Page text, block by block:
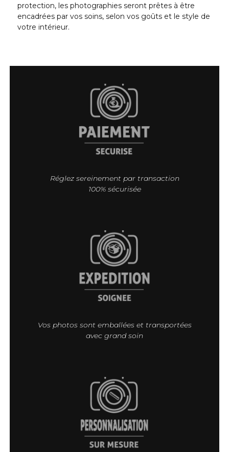
protection, les photographies seront prêtes à être
encadrées par vos soins, selon vos goûts et le style de
votre intérieur.
Réglez sereinement par transaction
100% sécurisée
Vos photos sont emballées et transportées
avec grand soin